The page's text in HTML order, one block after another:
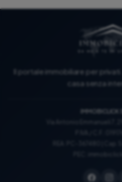
Il portale immobiliare per
casa senza
IMMOBICLICK